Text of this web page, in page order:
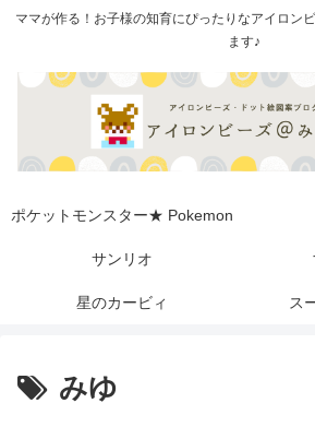
ママが作る！お子様の知育にぴったりなアイロン
ます♪
ポケットモンスター★ Pokemon
サンリオ
星のカービィ ス
みゆ